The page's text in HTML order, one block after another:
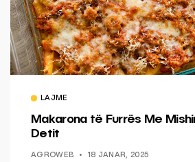
LAJME
Makarona të Furrës Me
Detit
AGROWEB 18 JANAR, 2025